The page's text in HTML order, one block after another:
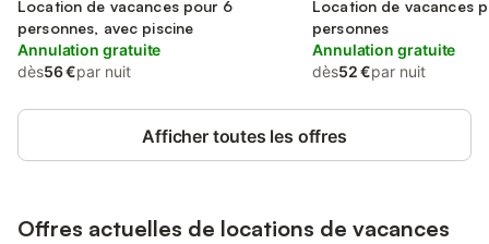
Draguignan
Location de vacances pour 6
personnes, avec piscine
Annulation gratuite
dès56 €par nuit
Draguignan
Location de vacances
personnes
Annulation gratuite
dès52 €par nuit
Afficher toutes les offres
Offres actuelles de locations de vacances